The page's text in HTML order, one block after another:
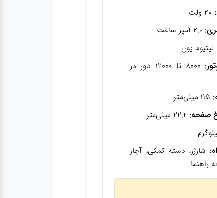
لیتیوم یون
8000 تا 12000 دور در
صفحه:
شارژر، دسته کمکی، آچار
راهنما